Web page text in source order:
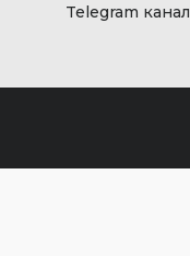
Telegram канал